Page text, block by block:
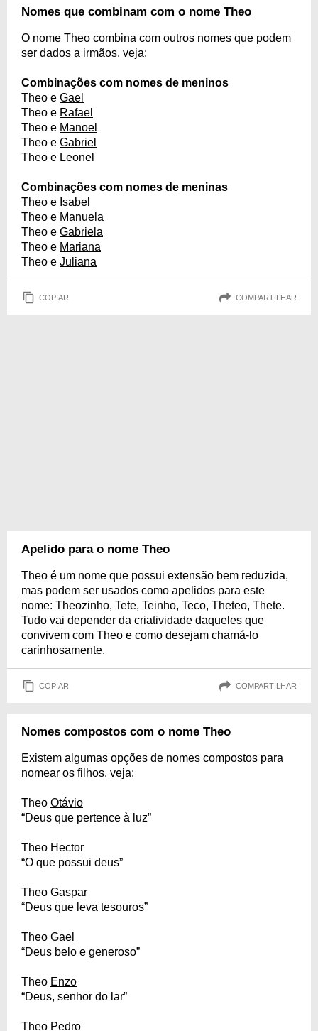
Nomes que combinam com o nome Theo
O nome Theo combina com outros nomes que podem
ser dados a irmãos, veja:
Combinações com nomes de meninos
Theo e Gael
Theo e Rafael
Theo e Manoel
Theo e Gabriel
Theo e Leonel
Combinações com nomes de meninas
Theo e Isabel
Theo e Manuela
Theo e Gabriela
Theo e Mariana
Theo e Juliana
COPIAR COMPARTILHAR
Apelido para o nome Theo
Theo é um nome que possui extensão bem reduzida,
mas podem ser usados como apelidos para este
nome: Theozinho, Tete, Teinho, Teco, Theteo, Thete.
Tudo vai depender da criatividade daqueles que
convivem com Theo e como desejam chamá-lo
carinhosamente.
COPIAR COMPARTILHAR
Nomes compostos com o nome Theo
Existem algumas opções de nomes compostos para
nomear os filhos, veja:
Theo Otávio
“Deus que pertence à luz”
Theo Hector
“O que possui deus”
Theo Gaspar
“Deus que leva tesouros”
Theo Gael
“Deus belo e generoso”
Theo Enzo
“Deus, senhor do lar”
Theo Pedro